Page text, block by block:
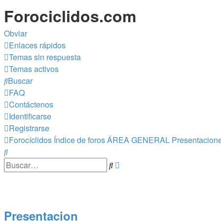
Forociclidos.com
Obviar
Enlaces rápidos
Temas sin respuesta
Temas activos
Buscar
FAQ
Contáctenos
Identificarse
Registrarse
Forocíclidos Índice de forosÁREA GENERAL
Buscar
Buscar
Presentacion